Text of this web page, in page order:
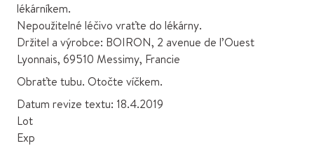
lékárníkem.
Nepoužitelné léčivo vraťte do lékárny.
Držitel a výrobce: BOIRON, 2 avenue de l’Ouest
Lyonnais, 69510 Messimy, Francie
Obraťte tubu. Otočte víčkem.
Datum revize textu: 18.4.2019
Lot
Exp